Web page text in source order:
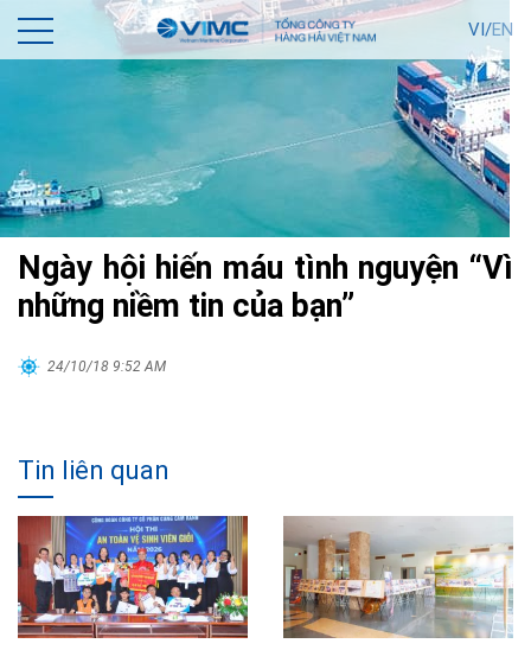
VI/EN
Ngày hội hiến máu tình nguyện “Vì
những niềm tin của bạn”
24/10/18 9:52 AM
Tin liên quan